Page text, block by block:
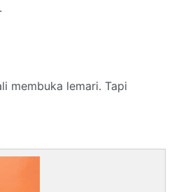
membuka lemari. Tapi